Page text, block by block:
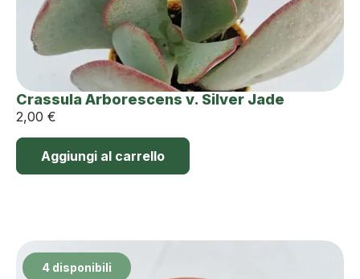
Crassula Arborescens v. Silver Jade
2,00 €
Aggiungi al carrello
4 disponibili